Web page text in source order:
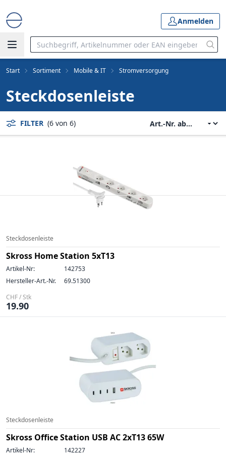
Anmelden
Start Sortiment Mobile & IT Stromversorgung
Steckdosenleiste
FILTER (6 von 6)
Steckdosenleiste
Skross Home Station 5xT13
Artikel-Nr:
142753
Hersteller-Art.-Nr.
69.51300
CHF / Stk
19.90
Steckdosenleiste
Skross Office Station USB AC 2xT13 65W
Artikel-Nr:
142227